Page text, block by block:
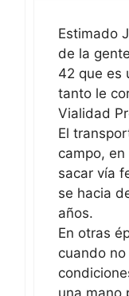
Estimado
de la
42 que es
tanto le
Vialidad
El
campo,
sacar vía
se hacia
años.
En otras
cuando